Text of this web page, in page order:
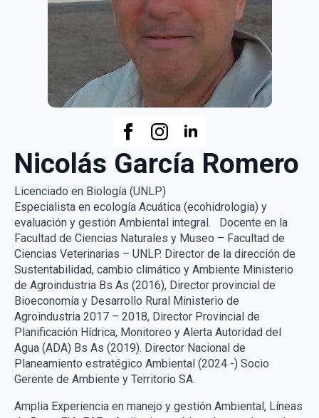
Nicolás García Romero
Licenciado en Biología (UNLP)
Especialista en ecología Acuática (ecohidrologia) y
evaluación y gestión Ambiental integral. Docente en la
Facultad de Ciencias Naturales y Museo – Facultad de
Ciencias Veterinarias – UNLP. Director de la dirección de
Sustentabilidad, cambio climático y Ambiente Ministerio
de Agroindustria Bs As (2016), Director provincial de
Bioeconomía y Desarrollo Rural Ministerio de
Agroindustria 2017 – 2018, Director Provincial de
Planificación Hídrica, Monitoreo y Alerta Autoridad del
Agua (ADA) Bs As (2019). Director Nacional de
Planeamiento estratégico Ambiental (2024 -) Socio
Gerente de Ambiente y Territorio SA.
Amplia Experiencia en manejo y gestión Ambiental, Líneas